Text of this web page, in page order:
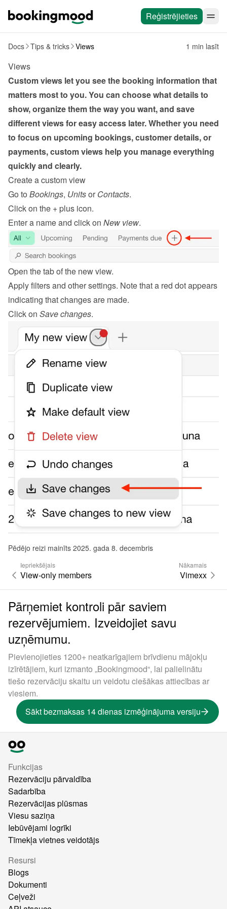
Reģistrējieties
Docs Tips & tricks Views 1 min lasīt
Views
Custom views let you see the booking information that
matters most to you. You can choose what details to
show, organize them the way you want, and save
different views for easy access later. Whether you need
to focus on upcoming bookings, customer details, or
payments, custom views help you manage everything
quickly and clearly.
Create a custom view
Go to Bookings, Units or Contacts.
Click on the + plus icon.
Enter a name and click on New view.
Open the tab of the new view.
Apply filters and other settings. Note that a red dot appears
indicating that changes are made.
Click on Save changes.
Pēdējo reizi mainīts 2025. gada 8. decembris
Iepriekšējais
View-only members
Nākamais
Vimexx
Pārņemiet kontroli pār saviem
rezervējumiem. Izveidojiet savu
uzņēmumu.
Pievienojieties 1200+ neatkarīgajiem brīvdienu mājokļu
izīrētājiem, kuri izmanto „Bookingmood“, lai palielinātu
tiešo rezervāciju skaitu un veidotu ciešākas attiecības ar
viesiem.
Sākt bezmaksas 14 dienas izmēģinājuma versiju
Funkcijas
Rezervāciju pārvaldība
Sadarbība
Rezervācijas plūsmas
Viesu saziņa
Iebūvējami logrīki
Tīmekļa vietnes veidotājs
Resursi
Blogs
Dokumenti
Ceļveži